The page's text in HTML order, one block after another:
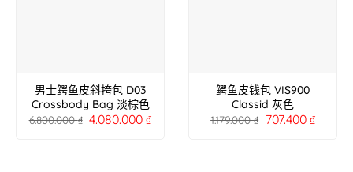
男士鳄鱼皮斜挎包 D03
Crossbody Bag 淡棕色
6.800.000₫ 4.080.000₫
鳄鱼皮钱包 VIS900
Classid 灰色
1.179.000₫ 707.400 ₫